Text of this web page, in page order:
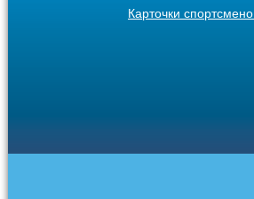
Карточки